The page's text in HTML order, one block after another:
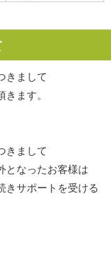
きまして
ます。
きまして
となったお客様は
きサポートを受ける